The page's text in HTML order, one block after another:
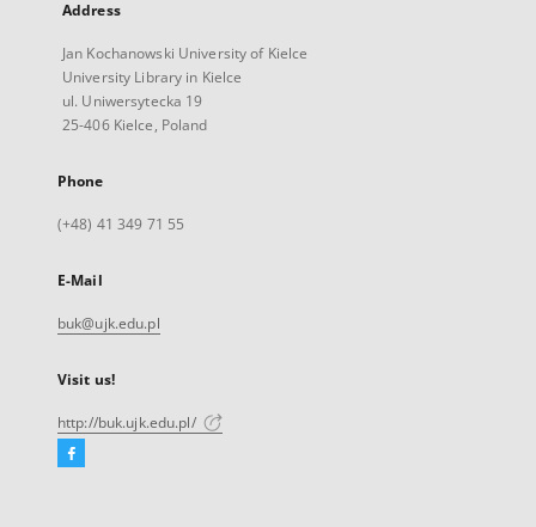
Address
Jan Kochanowski University of Kielce
University Library in Kielce
ul. Uniwersytecka 19
25-406 Kielce, Poland
Phone
(+48) 41 349 71 55
E-Mail
buk@ujk.edu.pl
Visit us!
http://buk.ujk.edu.pl/
Facebook